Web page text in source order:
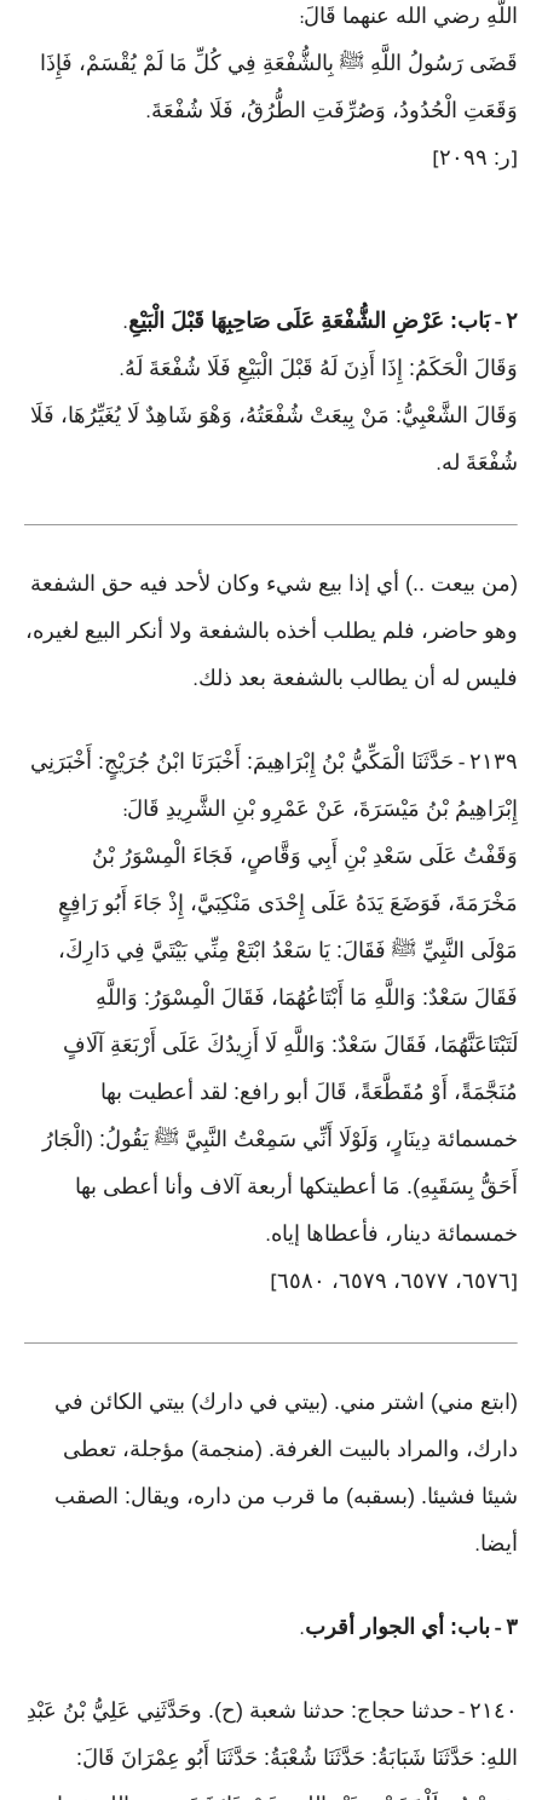
اللَّهِ رضي الله عنهما قَالَ:
قَضَى رَسُولُ اللَّهِ ﷺ بِالشُّفْعَةِ فِي كُلِّ مَا لَمْ يُقْسَمْ، فَإِذَا
وَقَعَتِ الْحُدُودُ، وَصُرِّفَتِ الطُّرُقُ، فَلَا شُفْعَةَ.
[ر: ٢٠٩٩ ]
٢ -بَاب: عَرْضِ الشُّفْعَةِ عَلَى صَاحِبِهَا قَبْلَ الْبَيْعِ.
وَقَالَ الْحَكَمُ: إِذَا أَذِنَ لَهُ قَبْلَ الْبَيْعِ فَلَا شُفْعَةَ لَهُ.
وَقَالَ الشَّعْبِيُّ: مَنْ بِيعَتْ شُفْعَتُهُ، وَهْوَ شَاهِدٌ لَا يُغَيِّرُهَا، فَلَا
شُفْعَةَ له.
(من بيعت ..) أي إذا بيع شيء وكان لأحد فيه حق الشفعة
وهو حاضر، فلم يطلب أخذه بالشفعة ولا أنكر البيع لغيره،
فليس له أن يطالب بالشفعة بعد ذلك.
٢١٣٩ - حَدَّثَنَا الْمَكِّيُّ بْنُ إِبْرَاهِيمَ: أَخْبَرَنَا ابْنُ جُرَيْجٍ: أَخْبَرَنِي
إِبْرَاهِيمُ بْنُ مَيْسَرَةَ، عَنْ عَمْرِو بْنِ الشَّرِيدِ قَالَ:
وَقَفْتُ عَلَى سَعْدِ بْنِ أَبِي وَقَّاصٍ، فَجَاءَ الْمِسْوَرُ بْنُ
مَخْرَمَةَ، فَوَضَعَ يَدَهُ عَلَى إِحْدَى مَنْكِبَيَّ، إِذْ جَاءَ أَبُو رَافِعٍ
مَوْلَى النَّبِيِّ ﷺ فَقَالَ: يَا سَعْدُ ابْتَعْ مِنِّي بَيْتَيَّ فِي دَارِكَ،
فَقَالَ سَعْدٌ: وَاللَّهِ مَا أَبْتَاعُهُمَا، فَقَالَ الْمِسْوَرُ: وَاللَّهِ
لَتَبْتَاعَنَّهُمَا، فَقَالَ سَعْدٌ: وَاللَّهِ لَا أَزِيدُكَ عَلَى أَرْبَعَةِ آلَافٍ
مُنَجَّمَةً، أَوْ مُقَطَّعَةً، قَالَ أبو رافع: لقد أعطيت بها
خمسمائة دِينَارٍ، وَلَوْلَا أَنِّي سَمِعْتُ النَّبِيَّ ﷺ يَقُولُ: (الْجَارُ
أَحَقُّ بِسَقَبِهِ). مَا أعطيتكها أربعة آلاف وأنا أعطى بها
خمسمائة دينار، فأعطاها إياه.
[٦٥٧٦، ٦٥٧٧، ٦٥٧٩، ٦٥٨٠ ]
(ابتع مني) اشتر مني. (بيتي في دارك) بيتي الكائن في
دارك، والمراد بالبيت الغرفة. (منجمة) مؤجلة، تعطى
شيئا فشيئا. (بسقبه) ما قرب من داره، ويقال: الصقب
أيضا.
٣ - باب: أي الجوار أقرب.
٢١٤٠ - حدثنا حجاج: حدثنا شعبة (ح). وحَدَّثَنِي عَلِيُّ بْنُ عَبْدِ
اللهِ: حَدَّثَنَا شَبَابَةُ: حَدَّثَنَا شُعْبَةُ: حَدَّثَنَا أَبُو عِمْرَانَ قَالَ: